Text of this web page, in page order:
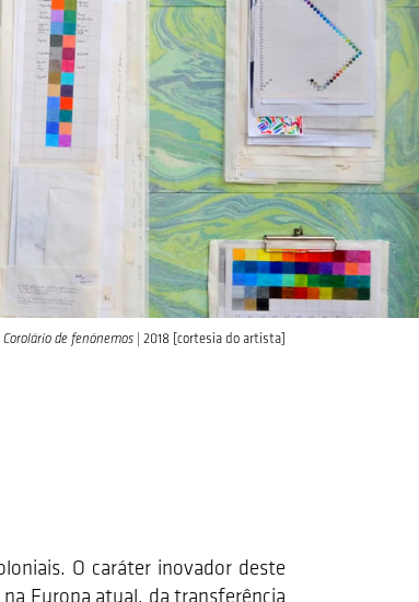
Corolário de fenónemos | 2018 [cortesia do artista]
O caráter inovador deste